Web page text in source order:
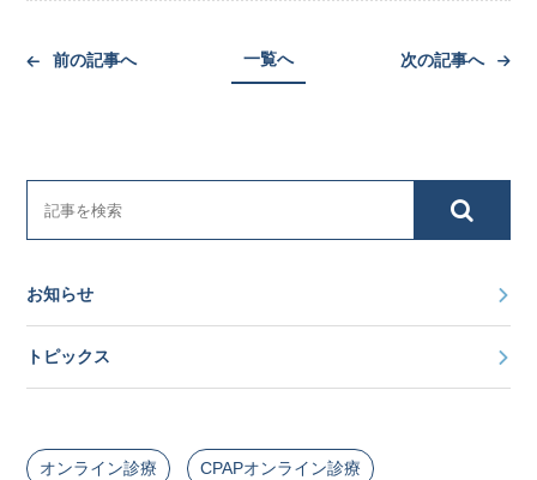
お知らせ
トピックス
オンライン診療 CPAPオンライン診療
前の記事へ 一覧へ 次の記事へ